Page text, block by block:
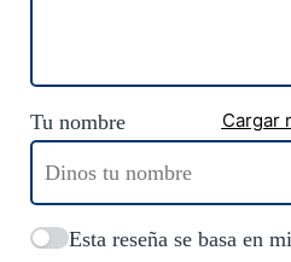
Cargar
Tu nombre
Esta reseña se basa en